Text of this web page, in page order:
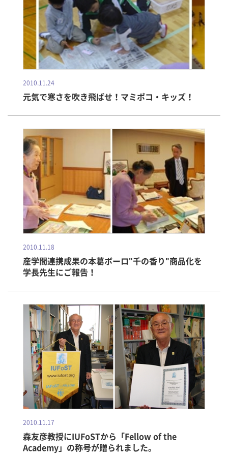
2010.11.24
元気で寒さを吹き飛ばせ！マミポコ・キッズ！
2010.11.18
産学間連携成果の本葛ボーロ"千の香り"商品化を
学長先生にご報告！
2010.11.17
森友彦教授にIUFoSTから「Fellow of the
Academy」の称号が贈られました。